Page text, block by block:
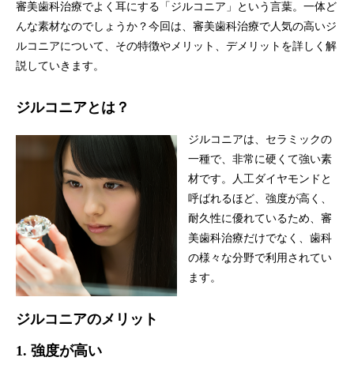
審美歯科治療でよく耳にする「ジルコニア」という言葉。一体ど
んな素材なのでしょうか？今回は、審美歯科治療で人気の高いジ
ルコニアについて、その特徴やメリット、デメリットを詳しく解
説していきます。
ジルコニアとは？
ジルコニアは、セラミックの
一種で、非常に硬くて強い素
材です。人工ダイヤモンドと
呼ばれるほど、強度が高く、
耐久性に優れているため、審
美歯科治療だけでなく、歯科
の様々な分野で利用されてい
ます。
ジルコニアのメリット
1. 強度が高い